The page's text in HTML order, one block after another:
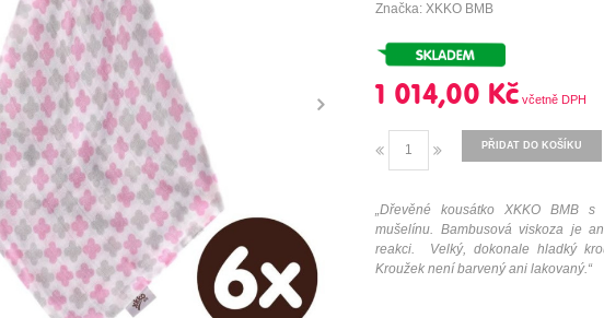
Značka: XKKO BMB
1 014,00 Kč
PŘIDAT DO KOŠÍKU
„Dřevěné kousátko XKKO BMB
mušelínu. Bambusová viskoza je
reakci. Velký, dokonale hladký
Kroužek není barvený ani lakovaný.“